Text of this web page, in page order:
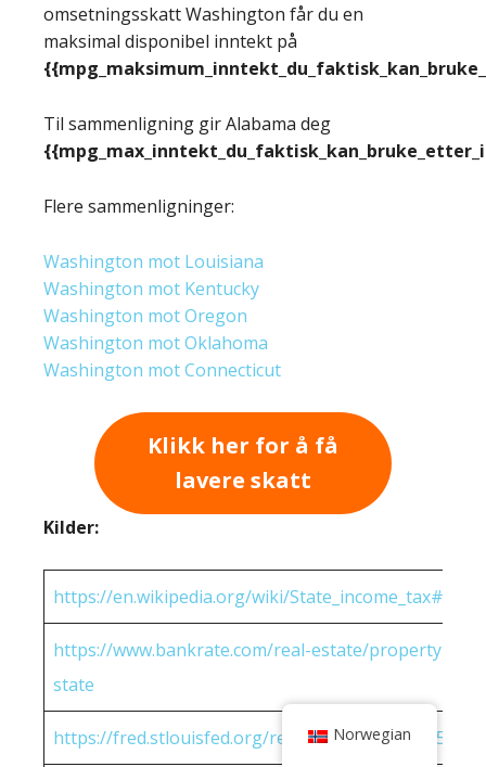
omsetningsskatt Washington får du en
maksimal disponibel inntekt på
Til sammenligning gir Alabama deg
Flere sammenligninger:
Washington mot Louisiana
Washington mot Kentucky
Washington mot Oregon
Washington mot Oklahoma
Washington mot Connecticut
Klikk her for å få
lavere skatt
Kilder:
https://en.wikipedia.org/wiki/
https://www.bankrate.com/real-estate/property-
state
https://fred.stlouisfed.org/release/ Norwegian